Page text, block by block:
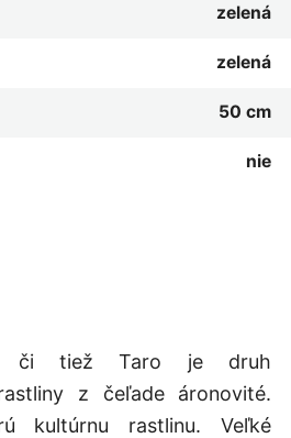
či tiež Taro je druh
z čeľade áronovité.
kultúrnu rastlinu. Veľké
zelená
zelená
50 cm
nie